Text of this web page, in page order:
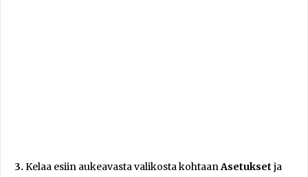
3. Kelaa esiin aukeavasta valikosta kohtaanAsetukset ja